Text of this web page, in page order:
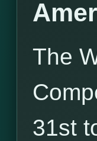
The
31st